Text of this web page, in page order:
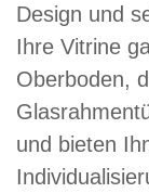
Design und
Ihre Vitrine
Oberboden,
und bieten